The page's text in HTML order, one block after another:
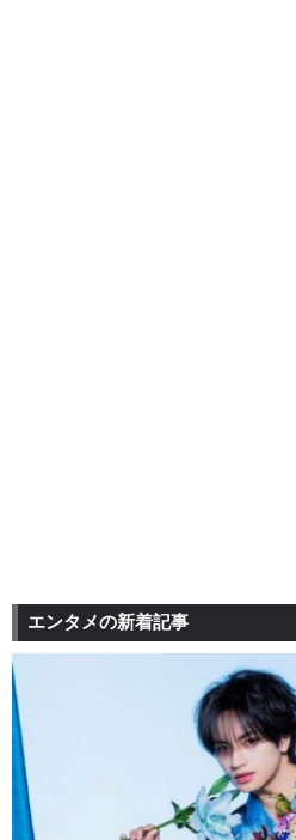
エンタメの新着記事